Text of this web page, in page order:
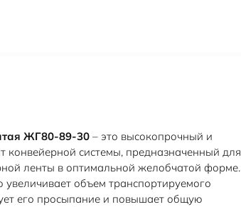
ЖГ80-89-30 – это высокопрочный и
конвейерной системы, предназначенный для
ленты в оптимальной желобчатой форме.
объем транспортируемого
его просыпание и повышает общую